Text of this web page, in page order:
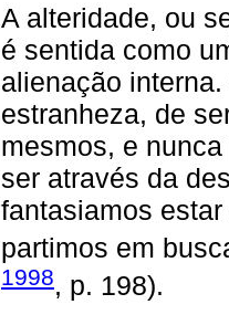
A alteridade, ou
é sentida como
alienação
estranheza, de
mesmos, e
ser através da
fantasiamos
partimos em
1998, p. 198).